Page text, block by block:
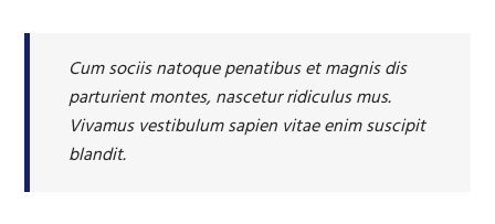
Cum sociis natoque penatibus et magnis dis
parturient montes, nascetur ridiculus mus.
Vivamus vestibulum sapien vitae enim suscipit
blandit.